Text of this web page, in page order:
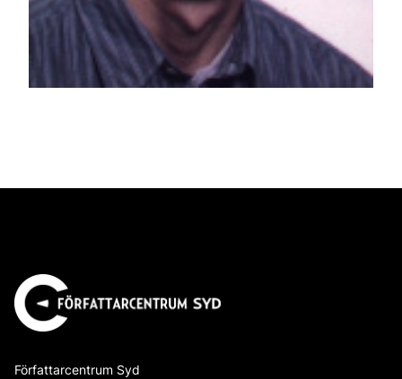
Författarcentrum Syd